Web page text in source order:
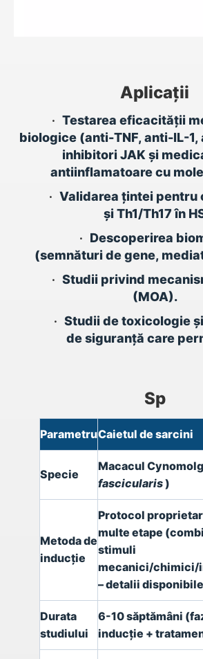
Aplicații
• Testarea eficacității
biologice (anti-TNF, anti-IL-
inhibitori JAK și
antiinflamatoare cu
• Validarea țintei pentru
și Th1/Th17 în
• Descoperirea
(semnături de gene,
• Studii privind
(MOA).
• Studii de toxicologie
de siguranță care
Sp
ParametruCaietul de sarcini
Specie
Macacul
fascicularis)
Metoda de
inducție
Protocol
multe etape
stimuli
mecanici/chimici/
– detalii
Durata
studiului
6-10 săptămâni
inducție +